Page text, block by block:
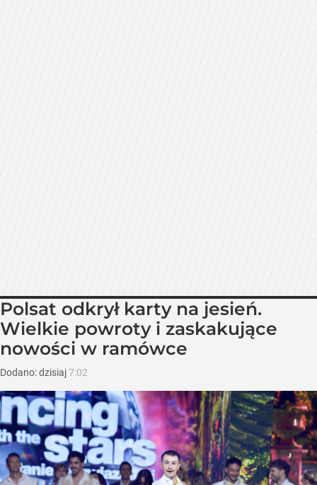
Polsat odkrył karty na jesień.
Wielkie powroty i zaskakujące
nowości w ramówce
Dodano:dzisiaj7:02